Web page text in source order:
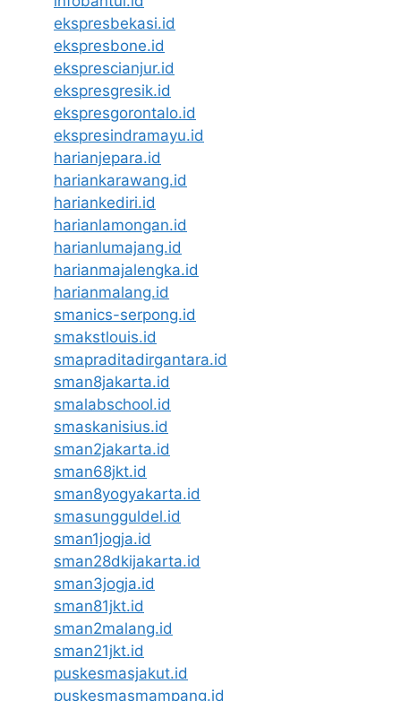
ekspresbekasi.id
ekspresbone.id
eksprescianjur.id
ekspresgresik.id
ekspresgorontalo.id
ekspresindramayu.id
harianjepara.id
hariankarawang.id
hariankediri.id
harianlamongan.id
harianlumajang.id
harianmajalengka.id
harianmalang.id
smanics-serpong.id
smakstlouis.id
smapraditadirgantara.id
sman8jakarta.id
smalabschool.id
smaskanisius.id
sman2jakarta.id
sman68jkt.id
sman8yogyakarta.id
smasungguldel.id
sman1jogja.id
sman28dkijakarta.id
sman3jogja.id
sman81jkt.id
sman2malang.id
sman21jkt.id
puskesmasjakut.id
puskesmasmampang.id